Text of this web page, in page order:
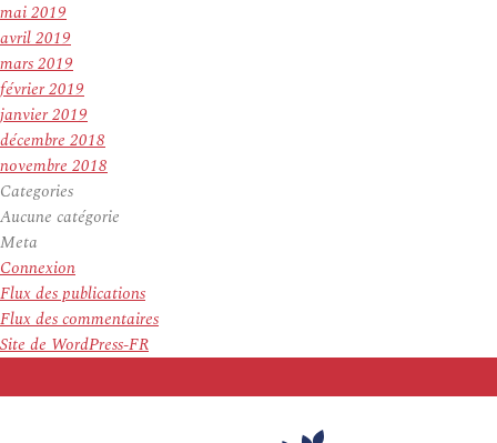
mai 2019
avril 2019
mars 2019
février 2019
janvier 2019
décembre 2018
novembre 2018
Categories
Aucune catégorie
Meta
Connexion
Flux des publications
Flux des commentaires
Site de WordPress-FR